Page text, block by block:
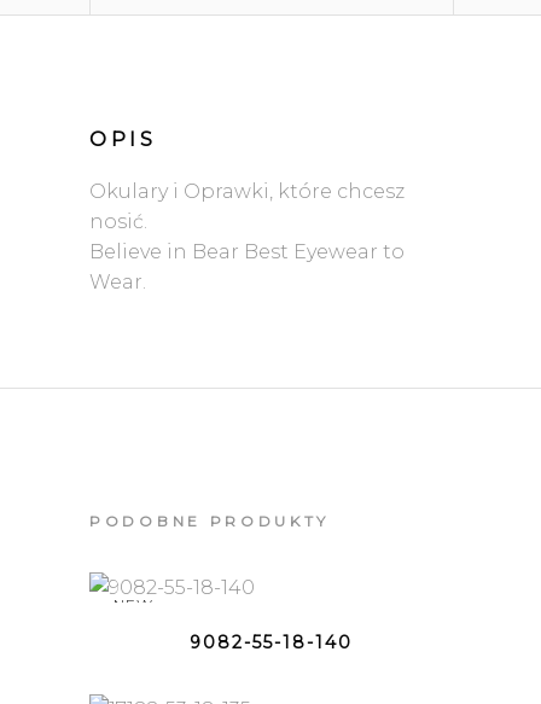
OPIS
Okulary i Oprawki, które chcesz
nosić.
Believe in Bear Best Eyewear to
Wear.
PODOBNE PRODUKTY
NEW
9082-55-18-140